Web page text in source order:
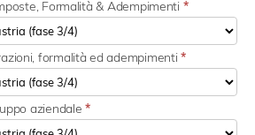
Formalità & Adempimenti *
formalità ed adempimenti*
aziendale*